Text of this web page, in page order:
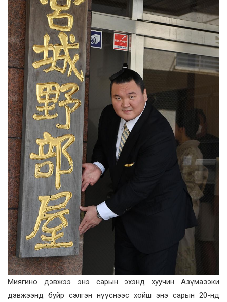
Миягино дэвжээ энэ сарын эхэнд хуучин Азүмазэки
дэвжээнд буйр сэлгэн нүүснээс хойш энэ сарын 20-нд